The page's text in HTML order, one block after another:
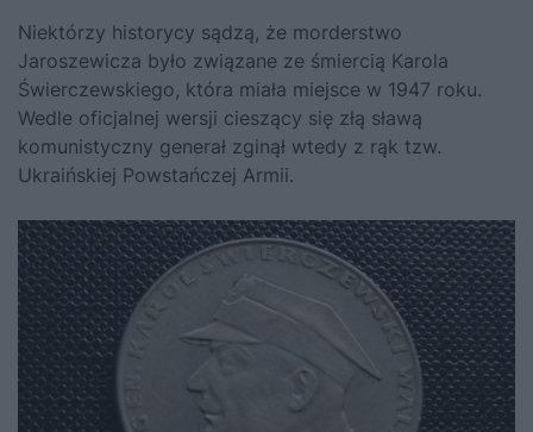
Niektórzy historycy sądzą, że morderstwo
Jaroszewicza było związane ze śmiercią Karola
Świerczewskiego, która miała miejsce w 1947 roku.
Wedle oficjalnej wersji cieszący się złą sławą
komunistyczny generał zginął wtedy z rąk tzw.
Ukraińskiej Powstańczej Armii.